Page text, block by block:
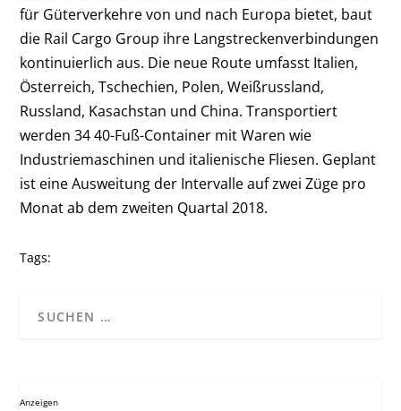
für Güterverkehre von und nach Europa bietet, baut
die Rail Cargo Group ihre Langstreckenverbindungen
kontinuierlich aus. Die neue Route umfasst Italien,
Österreich, Tschechien, Polen, Weißrussland,
Russland, Kasachstan und China. Transportiert
werden 34 40-Fuß-Container mit Waren wie
Industriemaschinen und italienische Fliesen. Geplant
ist eine Ausweitung der Intervalle auf zwei Züge pro
Monat ab dem zweiten Quartal 2018.
Tags:
Anzeigen